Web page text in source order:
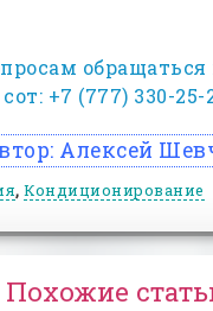
обращаться
сот: +7 (777) 330-25-
Алексей
, Кондиционирование
Похожие